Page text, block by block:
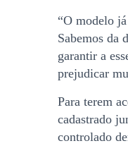
“O modelo
Sabemos da
garantir a
prejudicar
Para terem
cadastrado
controlado